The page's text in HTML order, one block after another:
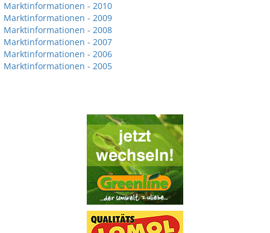
Marktinformationen - 2010
Marktinformationen - 2009
Marktinformationen - 2008
Marktinformationen - 2007
Marktinformationen - 2006
Marktinformationen - 2005